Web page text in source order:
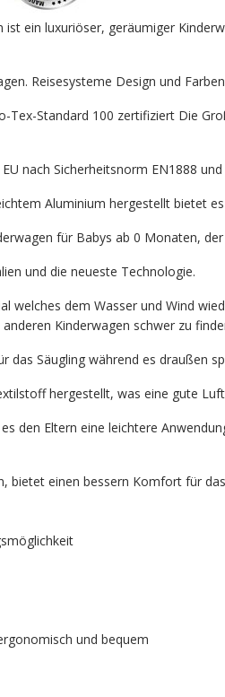
ist ein luxuriöser, geräumiger
Reisesysteme Design und
Tex-Standard 100 zertifiziert Die
nach Sicherheitsnorm EN1888
Aluminium hergestellt bietet
für Babys ab 0 Monaten,
und die neueste Technologie.
welches dem Wasser und Wind
Kinderwagen schwer zu
Säugling während es draußen
hergestellt, was eine gute
den Eltern eine leichtere
bietet einen bessern Komfort für
und bequem